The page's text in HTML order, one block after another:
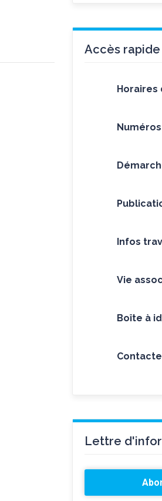
Accès rapide
Horaires
Infos
Vie
Boîte à
Lettre